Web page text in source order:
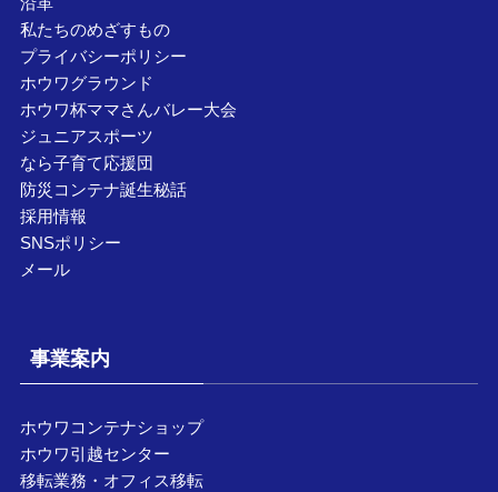
私たちのめざすもの
プライバシーポリシー
ホウワグラウンド
ホウワ杯ママさんバレー大会
ジュニアスポーツ
なら子育て応援団
防災コンテナ誕生秘話
採用情報
SNSポリシー
メール
事業案内
ホウワコンテナショップ
ホウワ引越センター
移転業務・オフィス移転